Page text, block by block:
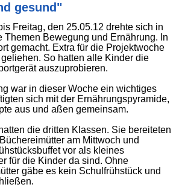
gesund"
Freitag, den 25.05.12 drehte sich in
Themen Bewegung und Ernährung. In
gemacht. Extra für die Projektwoche
So hatten alle Kinder die
auszuprobieren.
war in dieser Woche ein wichtiges
sich mit der Ernährungspyramide,
aus und aßen gemeinsam.
die dritten Klassen. Sie bereiteten
am Mittwoch und
vor als kleines
für die Kinder da sind. Ohne
gäbe es kein Schulfrühstück und